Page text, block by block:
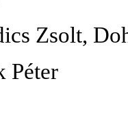
Zsolt,
Péter